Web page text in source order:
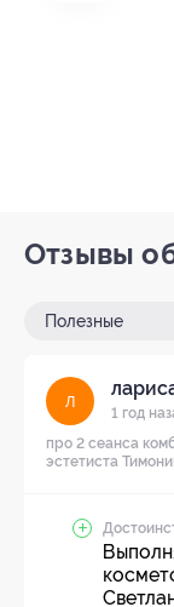
Отзывы
Полезные
л
1 год
про 2 сеанса
эстетиста